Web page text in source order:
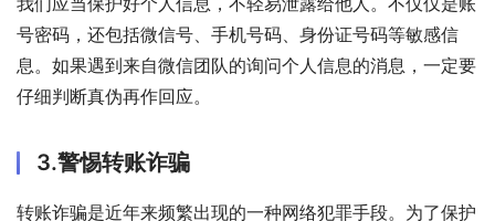
号密码，还包括微信号、手机号码、身份证号码等敏感信
息。如果遇到来自微信团队的询问个人信息的消息，一定要
仔细判断真伪再作回应。
3.警惕转账诈骗
转账诈骗是近年来频繁出现的一种网络犯罪手段。为了保护